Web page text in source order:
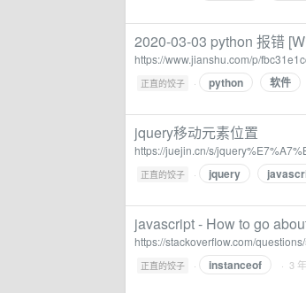
2020-03-03 python 报错
https://www.jianshu.com/p/
正直的饺子 · python 软件
jquery移动元素位置
https://juejin.cn/s/
正直的饺子 · jquery
javascript - How to go
https://stackoverflow.com/
正直的饺子 · instanceof · 3